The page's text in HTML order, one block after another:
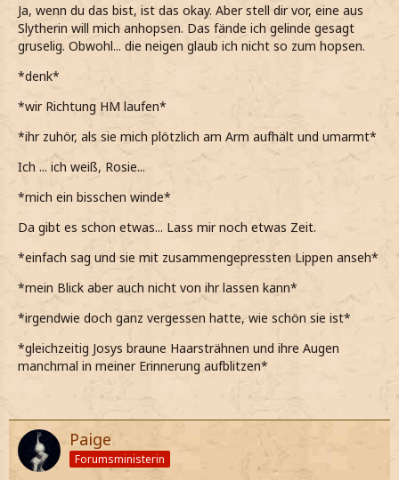
Ja, wenn du das bist, ist das okay. Aber stell dir vor, eine aus
Slytherin will mich anhopsen. Das fände ich gelinde gesagt
gruselig. Obwohl... die neigen glaub ich nicht so zum hopsen.
*denk*
*wir Richtung HM laufen*
*ihr zuhör, als sie mich plötzlich am Arm aufhält und umarmt*
Ich ... ich weiß, Rosie...
*mich ein bisschen winde*
Da gibt es schon etwas... Lass mir noch etwas Zeit.
*einfach sag und sie mit zusammengepressten Lippen anseh*
*mein Blick aber auch nicht von ihr lassen kann*
*irgendwie doch ganz vergessen hatte, wie schön sie ist*
*gleichzeitig Josys braune Haarsträhnen und ihre Augen
manchmal in meiner Erinnerung aufblitzen*
Paige
Forumsministerin